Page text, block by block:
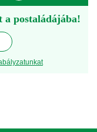
a postaládájába!